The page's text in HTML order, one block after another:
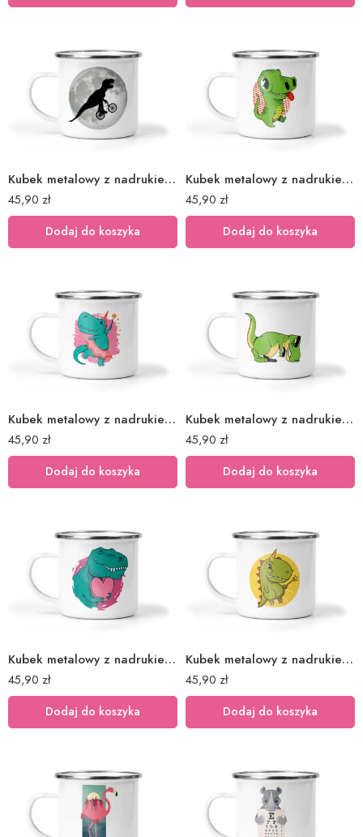
Kubek metalowy z nadrukiem dino księżyc
45,90 zł
Dodaj do koszyka
Kubek metalowy z nadrukiem dinozaur dino 1
45,90 zł
Dodaj do koszyka
Kubek metalowy z nadrukiem dinozaur dino 2
45,90 zł
Dodaj do koszyka
Kubek metalowy z nadrukiem dinozaur dino T-REX
45,90 zł
Dodaj do koszyka
Kubek metalowy z nadrukiem dinozaur miłość love
45,90 zł
Dodaj do koszyka
Kubek metalowy z nadrukiem dinozaur wróżka
45,90 zł
Dodaj do koszyka